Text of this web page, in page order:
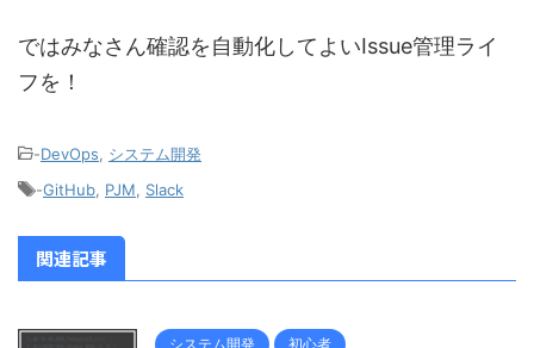
ではみなさん確認を自動化してよいIssue管理ライ
フを！
-DevOps
システム開発
-GitHub PJM Slack
関連記事
システム開発 初心者